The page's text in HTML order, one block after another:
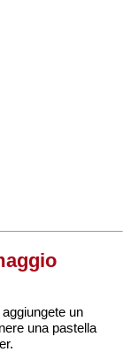
un
una pastella